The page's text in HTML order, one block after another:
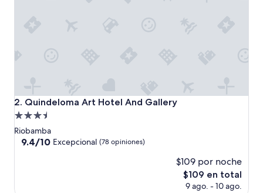
2. Quindeloma Art Hotel And Gallery
Quindeloma Art Hotel And Gallery
Propiedad
de
3.5
Riobamba
9.4
9.4/10 Excepcional (78 opiniones)
$109 por noche
El
precio
$109 en total
9 ago. - 10 ago.